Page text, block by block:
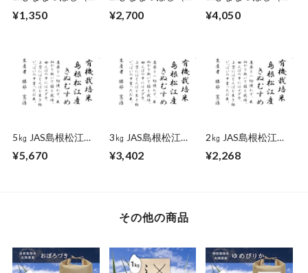
¥1,350 ¥2,700 ¥4,050
5㎏ JAS島根松江き
¥5,670
3㎏ JAS島根松江き
¥3,402
2㎏ JAS島根松江き
¥2,268
その他の商品